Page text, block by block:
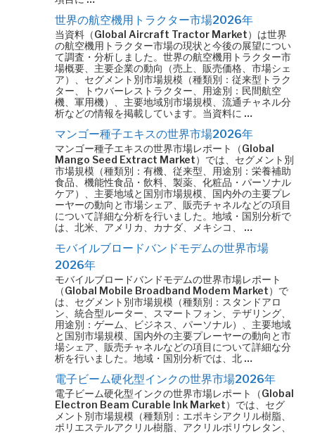
世界の航空機用トラクター市場2026年
当資料（Global Aircraft Tractor Market）は世界
の航空機用トラクター市場の現状と今後の展望につい
て調査・分析しました。世界の航空機用トラクター市
場概要、主要企業の動向（売上、販売価格、市場シェ
ア）、セグメント別市場規模（種類別：従来型トラク
ター、トウバーレストラクター、用途別：民間航空
機、軍用機）、主要地域別市場規模、流通チャネル分
析などの情報を掲載しています。当資料に …
マンゴー種子エキスの世界市場2026年
マンゴー種子エキスの世界市場レポート（Global
Mango Seed Extract Market）では、セグメント別
市場規模（種類別：有機、従来型、用途別：栄養補助
食品、機能性食品・飲料、製薬、化粧品・パーソナル
ケア）、主要地域と国別市場規模、国内外の主要プレ
ーヤーの動向と市場シェア、販売チャネルなどの項目
について詳細な分析を行いました。地域・国別分析で
は、北米、アメリカ、カナダ、メキシコ、 …
モバイルブロードバンドモデムの世界市場
2026年
モバイルブロードバンドモデムの世界市場レポート
（Global Mobile Broadband Modem Market）で
は、セグメント別市場規模（種類別：スタンドアロ
ン、統合型ルーター、スマートフォン、テザリング、
用途別：ゲーム、ビジネス、パーソナル）、主要地域
と国別市場規模、国内外の主要プレーヤーの動向と市
場シェア、販売チャネルなどの項目について詳細な分
析を行いました。地域・国別分析では、北 …
電子ビーム硬化型インクの世界市場2026年
電子ビーム硬化型インクの世界市場レポート（Global
Electron Beam Curable Ink Market）では、セグ
メント別市場規模（種類別：エポキシアクリル樹脂、
ポリエステルアクリル樹脂、アクリルポリウレタン、